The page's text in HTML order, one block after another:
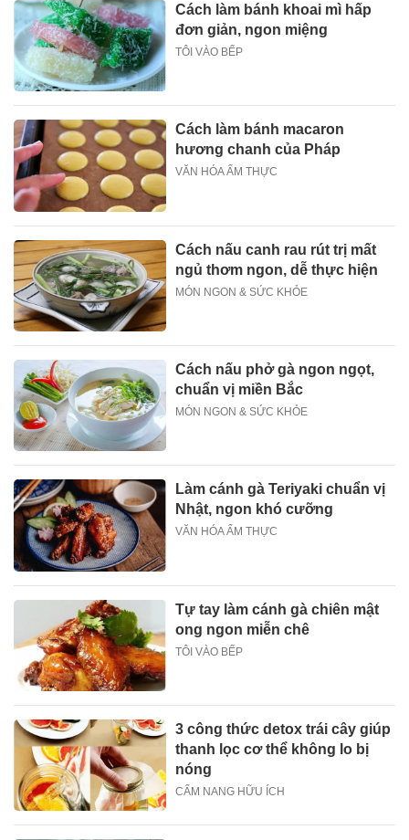
Cách làm bánh khoai mì hấp
đơn giản, ngon miệng
TÔI VÀO BẾP
Cách làm bánh macaron
hương chanh của Pháp
VĂN HÓA ẨM THỰC
Cách nấu canh rau rút trị mất
ngủ thơm ngon, dễ thực hiện
MÓN NGON & SỨC KHỎE
Cách nấu phở gà ngon ngọt,
chuẩn vị miền Bắc
MÓN NGON & SỨC KHỎE
Làm cánh gà Teriyaki chuẩn vị
Nhật, ngon khó cưỡng
VĂN HÓA ẨM THỰC
Tự tay làm cánh gà chiên mật
ong ngon miễn chê
TÔI VÀO BẾP
3 công thức detox trái cây giúp
thanh lọc cơ thể không lo bị
nóng
CẨM NANG HỮU ÍCH